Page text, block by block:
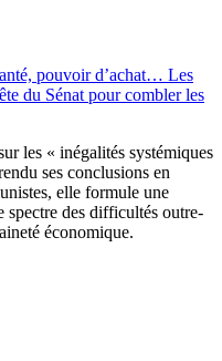
pouvoir d’achat… Les
du Sénat pour combler les
les « inégalités systémiques
ses conclusions en
elle formule une
spectre des difficultés outre-
économique.